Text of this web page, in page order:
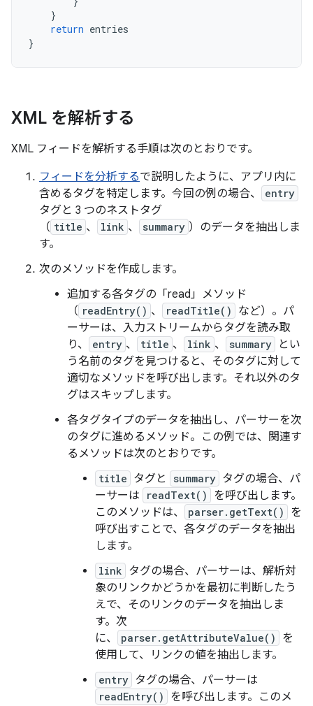
}
return entries
}
XML を解析する
XML フィードを解析する手順は次のとおりです。
フィードを分析するで説明したように、アプリ内に
含めるタグを特定します。今回の例の場合、
entry
タグと 3 つのネストタグ
（ title 、 link 、 summary ）のデータを抽出しま
す。
次のメソッドを作成します。
追加する各タグの「read」メソッド
（ readEntry() 、 readTitle()
など）。パ
ーサーは、入力ストリームからタグを読み取
り、
entry 、 title 、 link 、 summary
とい
う名前のタグを見つけると、そのタグに対して
適切なメソッドを呼び出します。それ以外のタ
グはスキップします。
各タグタイプのデータを抽出し、パーサーを次
のタグに進めるメソッド。この例では、関連す
るメソッドは次のとおりです。
title タグと summary タグの場合、パ
ーサーは
readText()
を呼び出します。
このメソッドは、
parser.getText()
を
呼び出すことで、各タグのデータを抽出
します。
link タグの場合、パーサーは、解析対
象のリンクかどうかを最初に判断したう
えで、そのリンクのデータを抽出しま
す。次
に、
parser.getAttributeValue()
を
使用して、リンクの値を抽出します。
entry タグの場合、パーサーは
readEntry()
を呼び出します。このメ